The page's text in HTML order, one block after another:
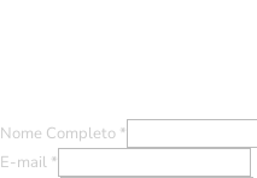
Nome Completo *
E-mail *